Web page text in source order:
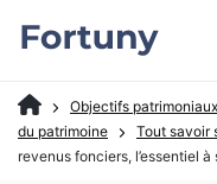
Objectifs patrimoniaux
du patrimoine
Tout savoir
revenus fonciers, l’essentiel à